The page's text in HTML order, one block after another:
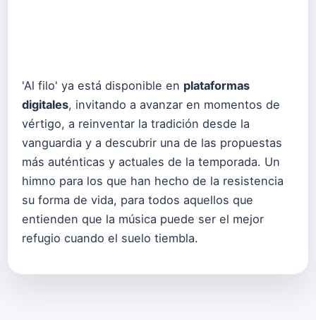
'Al filo' ya está disponible en plataformas
digitales, invitando a avanzar en momentos de
vértigo, a reinventar la tradición desde la
vanguardia y a descubrir una de las propuestas
más auténticas y actuales de la temporada. Un
himno para los que han hecho de la resistencia
su forma de vida, para todos aquellos que
entienden que la música puede ser el mejor
refugio cuando el suelo tiembla.